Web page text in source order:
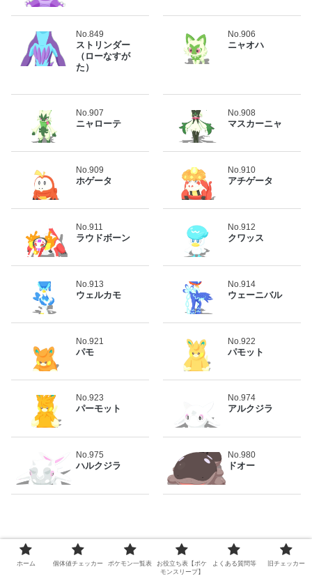
No.849
ストリンダー
（ローなすが
た）
No.906
ニャオハ
No.907
ニャローテ
No.908
マスカーニャ
No.909
ホゲータ
No.910
アチゲータ
No.911
ラウドボーン
No.912
クワッス
No.913
ウェルカモ
No.914
ウェーニバル
No.921
パモ
No.922
パモット
No.923
パーモット
No.974
アルクジラ
No.975
ハルクジラ
No.980
ドオー
ホーム 個体値チェッカー ポケモン一覧表
お役立ち表【ポケ
モンスリープ】
よくある質問等 旧チェッカー